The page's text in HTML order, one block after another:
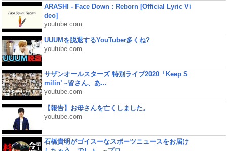
ARASHI - Face Down : Reborn [Official Lyric Vi
deo]
youtube.com
UUUMを脱退するYouTuber多くね?
youtube.com
サザンオールスターズ 特別ライブ2020「Keep S
milin’ ~皆さん、あ...
youtube.com
【報告】お母さんを亡くしました。
youtube.com
石橋貴明がゴイスーなスポーツニュースをお届け